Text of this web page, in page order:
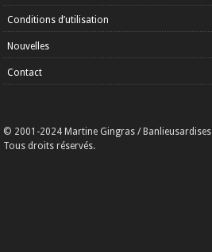
Conditions d’utilisation
Nouvelles
Contact
© 2001-2024 Martine Gingras / Banlieusardises
Tous droits réservés.